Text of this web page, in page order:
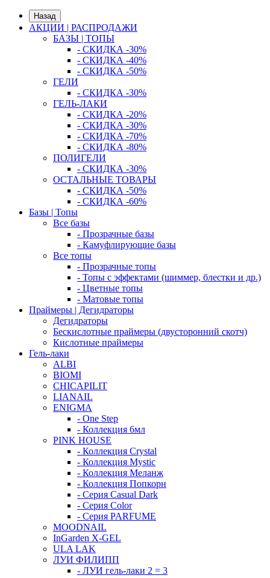
Назад
АКЦИИ | РАСПРОДАЖИ
БАЗЫ | ТОПЫ
- СКИДКА -30%
- СКИДКА -40%
- СКИДКА -50%
ГЕЛИ
- СКИДКА -30%
ГЕЛЬ-ЛАКИ
- СКИДКА -20%
- СКИДКА -30%
- СКИДКА -70%
- СКИДКА -80%
ПОЛИГЕЛИ
- СКИДКА -30%
ОСТАЛЬНЫЕ ТОВАРЫ
- СКИДКА -50%
- СКИДКА -60%
Базы | Топы
Все базы
- Прозрачные базы
- Камуфлирующие базы
Все топы
- Прозрачные топы
- Топы с эффектами (шиммер, блестки и др.)
- Цветные топы
- Матовые топы
Праймеры | Дегидраторы
Дегидраторы
Бескислотные праймеры (двусторонний скотч)
Кислотные праймеры
Гель-лаки
ALBI
BIOMI
CHICAPILIT
LIANAIL
ENIGMA
- One Step
- Коллекция 6мл
PINK HOUSE
- Коллекция Crystal
- Коллекция Mystic
- Коллекция Меланж
- Коллекция Попкорн
- Серия Casual Dark
- Серия Color
- Серия PARFUME
MOODNAIL
InGarden X-GEL
ULA LAK
ЛУИ ФИЛИПП
- ЛУИ гель-лаки 2 = 3